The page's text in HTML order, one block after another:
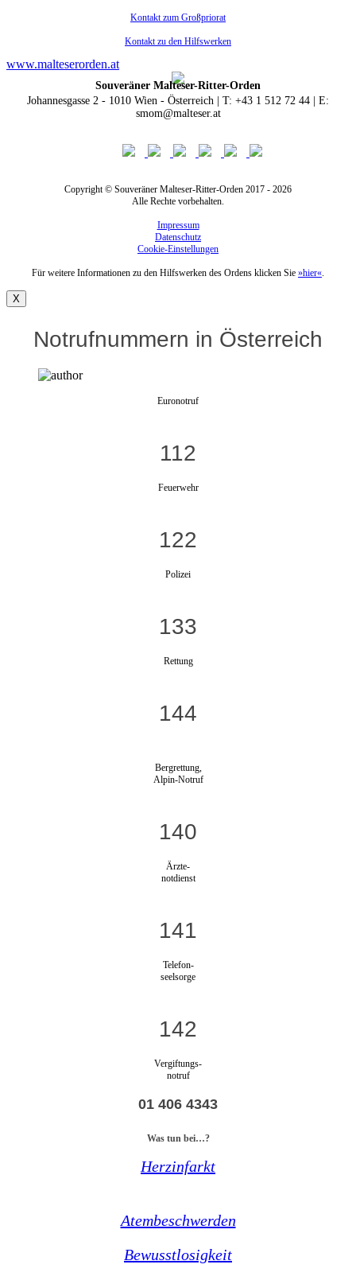
Kontakt zum Großpriorat
Kontakt zu den Hilfswerken
www.malteserorden.at
Souveräner Malteser-Ritter-Orden
Johannesgasse 2 - 1010 Wien - Österreich | T: +43 1 512 72 44 | E:
smom@malteser.at
Copyright © Souveräner Malteser-Ritter-Orden 2017 - 2026
Alle Rechte vorbehalten.
Impressum
Datenschutz
Cookie-Einstellungen
Für weitere Informationen zu den Hilfswerken des Ordens klicken Sie »hier«.
X
Notrufnummern in Österreich
Euronotruf
112
Feuerwehr
122
Polizei
133
Rettung
144
Bergrettung,
Alpin-Notruf
140
Ärzte-
notdienst
141
Telefon-
seelsorge
142
Vergiftungs-
notruf
01 406 4343
Was tun bei…?
Herzinfarkt
Atembeschwerden
Bewusstlosigkeit